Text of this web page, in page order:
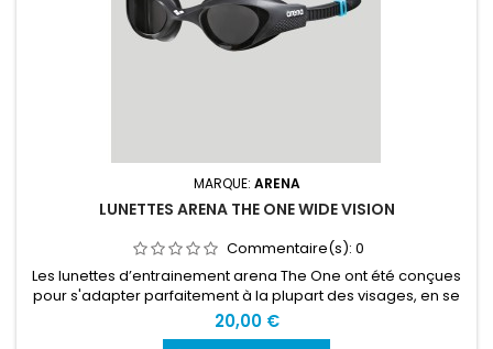
MARQUE: ARENA
LUNETTES ARENA THE ONE WIDE VISION
Commentaire(s): 0
Les lunettes d’entrainement arena The One ont été conçues
pour s'adapter parfaitement à la plupart des visages, en se
basant sur les données de R&D saisies sur les similitudes
structurelles des visages. La zone autour des orbites est la
20,00 €